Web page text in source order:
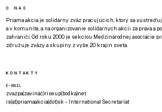
O NÁS
Priama akcia je solidárny zväz pracujúcich, ktorý sa
a v komunite, a na organizovanie solidárnych akcií za práva a
zahraničí. Od roku 2000 je sekciou Medzinárodnej asociácie
združuje zväzy a skupiny z vyše 20 krajín sveta.
KONTAKTY
E-MAIL
zvazpa(zavináč)riseup(bodka)net
is(at)priamaakcia(dot)sk - International Secretariat